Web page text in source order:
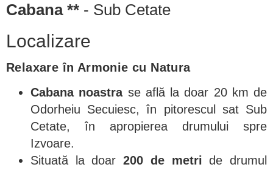
Cabana ** - Sub Cetate
Localizare
Relaxare în Armonie cu Natura
Cabana noastrase află la doar 20 km de
Odorheiu Secuiesc, în pitorescul sat Sub
Cetate, în apropierea drumului spre
Izvoare.
Situată la doar200 de metri de drumul